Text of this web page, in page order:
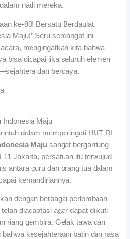
nadi mereka.
ke-80! Bersatu Berdaulat,
Maju!” Seru semangat ini
mengingatkan kita bahwa
bisa dicapai jika seluruh elemen
dan berdaya.
Indonesia Maju
dalam memperingati HUT RI
Maju sangat bergantung
11 Jakarta, persatuan itu terwujud
antara guru dan orang tua dalam
kemandiriannya.
dengan berbagai perlombaan
diadaptasi agar dapat diikuti
riang gembira. Gelak tawa dan
kesejahteraan batin dan rasa